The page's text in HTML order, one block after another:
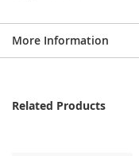
More Information
Related Products